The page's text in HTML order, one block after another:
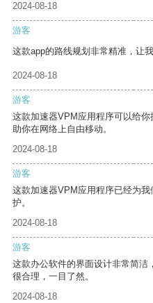
2024-08-18
游客
这款app的路线规划非常精准，让
2024-08-18
游客
这款加速器VPM应用程序可以给
助你在网络上自由移动。
2024-08-18
游客
这款加速器VPM应用程序已经为
护。
2024-08-18
游客
这款办公软件的界面设计非常简洁
很合理，一目了然。
2024-08-18